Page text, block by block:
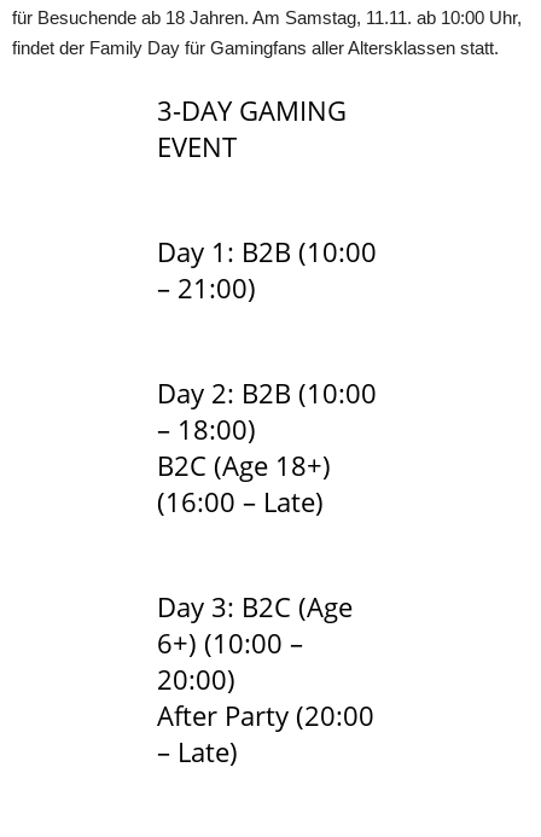
für Besuchende ab 18 Jahren. Am Samstag, 11.11. ab 10:00 Uhr,
findet der Family Day für Gamingfans aller Altersklassen statt.
3-DAY GAMING
EVENT
Day 1: B2B (10:00
– 21:00)
Day 2: B2B (10:00
– 18:00)
B2C (Age 18+)
(16:00 – Late)
Day 3: B2C (Age
6+) (10:00 –
20:00)
After Party (20:00
– Late)